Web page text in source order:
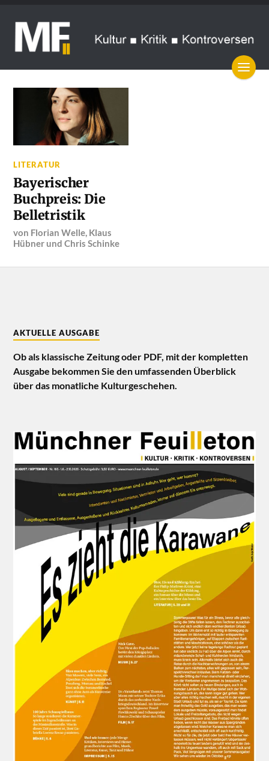
LITERATUR
Bayerischer
Buchpreis: Die
Belletristik
von Florian Welle Klaus
Hübner undChris Schinke
AKTUELLE AUSGABE
Ob als klassische Zeitung oder PDF, mit der kompletten
Ausgabe bekommen Sie den umfassenden Überblick
über das monatliche Kulturgeschehen.